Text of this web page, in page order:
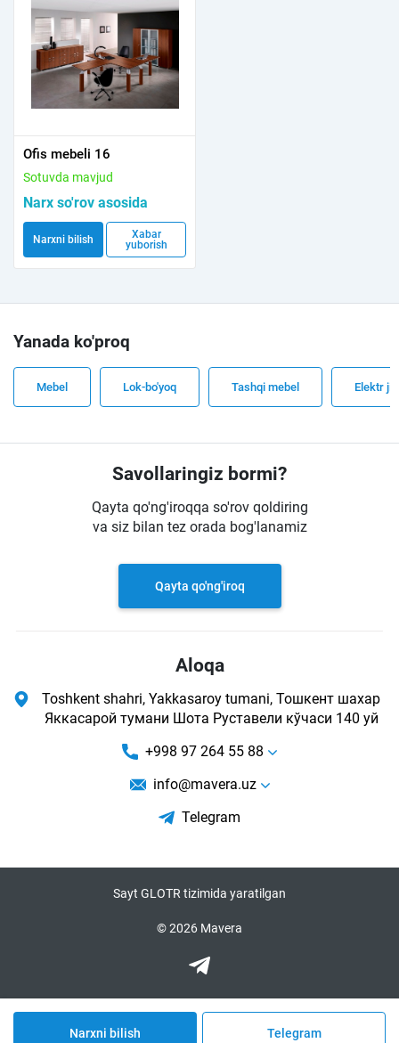
Narxni bilish Telegram
Ofis mebeli 16
Sotuvda mavjud
Narx so'rov asosida
Narxni bilish
Xabar
yuborish
Yanada ko'proq
Mebel Lok-bo'yoq Tashqi mebel Elektr
Savollaringiz bormi?
Qayta qo'ng'iroqqa so'rov qoldiring
va siz bilan tez orada bog'lanamiz
Qayta qo'ng'iroq
Aloqa
Toshkent shahri, Yakkasaroy tumani, Тошкент шахар
Яккасарой тумани Шота Руставели кўчаси 140 уй
+998 97 264 55 88
info@mavera.uz
Telegram
Sayt GLOTR tizimida yaratilgan
© 2026 Mavera